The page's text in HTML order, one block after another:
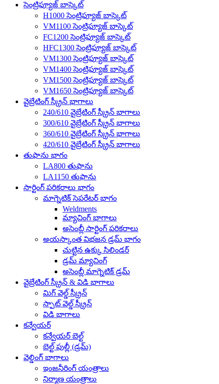
సెంట్రిఫ్యూజ్ బాస్కెట్
H1000 సెంట్రిఫ్యూజ్ బాస్కెట్
VM1100 సెంట్రిఫ్యూజ్ బాస్కెట్
FC1200 సెంట్రిఫ్యూజ్ బాస్కెట్
HFC1300 సెంట్రిఫ్యూజ్ బాస్కెట్
VM1300 సెంట్రిఫ్యూజ్ బాస్కెట్
VM1400 సెంట్రిఫ్యూజ్ బాస్కెట్
VM1500 సెంట్రిఫ్యూజ్ బాస్కెట్
VM1650 సెంట్రిఫ్యూజ్ బాస్కెట్
వైబ్రేటింగ్ స్క్రీన్ భాగాలు
240/610 వైబ్రేటింగ్ స్క్రీన్ భాగాలు
300/610 వైబ్రేటింగ్ స్క్రీన్ భాగాలు
360/610 వైబ్రేటింగ్ స్క్రీన్ భాగాలు
420/610 వైబ్రేటింగ్ స్క్రీన్ భాగాలు
తుఫాను భాగం
LA800 తుఫాను
LA1150 తుఫాను
సార్టింగ్ పరికరాలు భాగం
మాగ్నెటిక్ సెపరేటర్ భాగం
Weldments
మ్యాచింగ్ భాగాలు
అసెంబ్లీ సార్టింగ్ పరికరాలు
అయస్కాంత విభజన డ్రమ్ భాగం
చుట్టిన ఉక్కు సిలిండర్
డ్రమ్ మ్యాచింగ్
అసెంబ్లీ మాగ్నెటిక్ డ్రమ్
వైబ్రేటింగ్ స్క్రీన్ & విడి భాగాలు
మిగ్ వెల్డ్ స్క్రీన్
స్పాట్ వెల్డ్ స్క్రీన్
విడి భాగాలు
కన్వేయర్
కన్వేయర్ బెల్ట్
బెల్ట్ పుల్లీ (డ్రమ్)
వెల్డింగ్ భాగాలు
ఇంజనీరింగ్ యంత్రాలు
నిర్మాణ యంత్రాలు